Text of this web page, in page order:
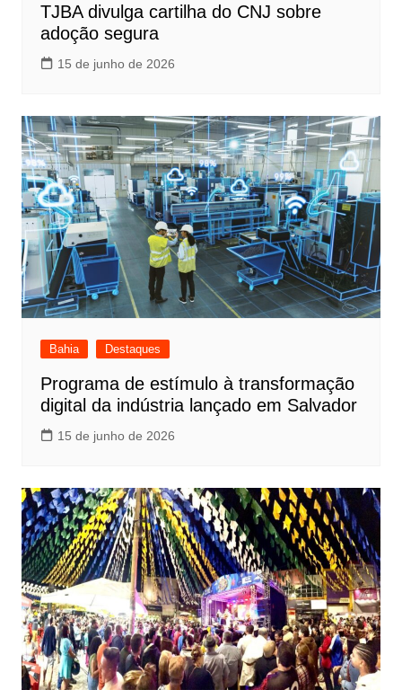
TJBA divulga cartilha do CNJ sobre
adoção segura
15 de junho de 2026
Bahia Destaques
Programa de estímulo à transformação
digital da indústria lançado em Salvador
15 de junho de 2026